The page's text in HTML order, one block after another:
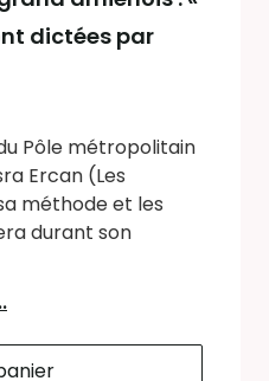
dictées par
Pôle métropolitain
Ercan (Les
méthode et les
durant son